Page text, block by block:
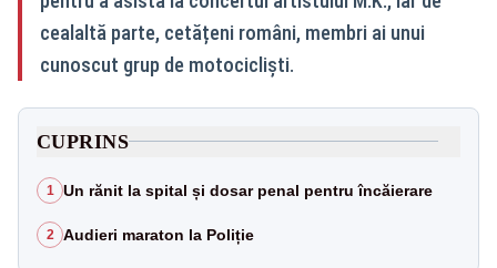
cealaltă parte, cetățeni români, membri ai unui
cunoscut grup de motocicliști.
CUPRINS
1 Un rănit la spital și dosar penal pentru încăierare
2 Audieri maraton la Poliție